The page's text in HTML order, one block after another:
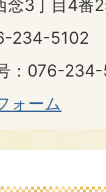
念3丁目4番
234-5102
：076-
ォーム